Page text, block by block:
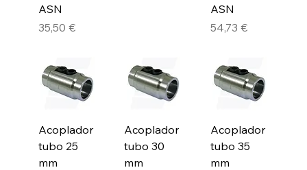
ASN
Precio
35,50 €
ASN
Precio
54,73 €
Acoplador
tubo 25
mm
Acoplador
tubo 30
mm
Acoplador
tubo 35
mm